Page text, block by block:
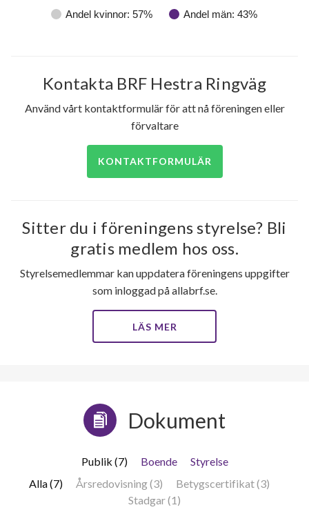
Andel kvinnor: 57% Andel män: 43%
Kontakta BRF Hestra Ringväg
Använd vårt kontaktformulär för att nå föreningen eller
förvaltare
KONTAKTFORMULÄR
Sitter du i föreningens styrelse? Bli
gratis medlem hos oss.
Styrelsemedlemmar kan uppdatera föreningens uppgifter
som inloggad på allabrf.se.
LÄS MER
Dokument
Publik (7) Boende
Styrelse
Alla (7)
Årsredovisning (3)
Betygscertifikat (3)
Stadgar (1)